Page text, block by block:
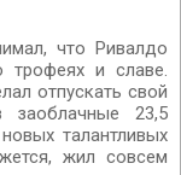
что Ривалдо
и славе.
отпускать свой
заоблачные 23,5
талантливых
жил совсем